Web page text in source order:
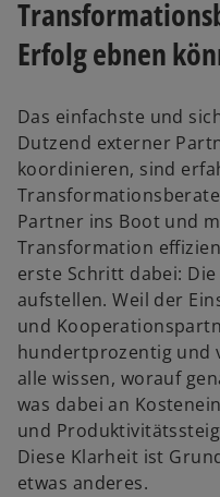
Erfolg ebnen
Das einfachste und
Dutzend externer
koordinieren, sind
Partner ins Boot und
Transformation
erste Schritt dabei: Die
aufstellen. Weil der
und
hundertprozentig und
alle wissen, worauf
was dabei an
und
Diese Klarheit ist
etwas anderes.